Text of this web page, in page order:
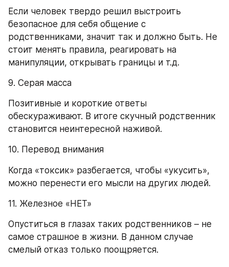
Если человек твердо решил выстроить
безопасное для себя общение с
родственниками, значит так и должно быть. Не
стоит менять правила, реагировать на
манипуляции, открывать границы и т.д.
9. Серая масса
Позитивные и короткие ответы
обескураживают. В итоге скучный родственник
становится неинтересной наживой.
10. Перевод внимания
Когда «токсик» разбегается, чтобы «укусить»,
можно перенести его мысли на других людей.
11. Железное «НЕТ»
Опуститься в глазах таких родственников – не
самое страшное в жизни. В данном случае
смелый отказ только поощряется.